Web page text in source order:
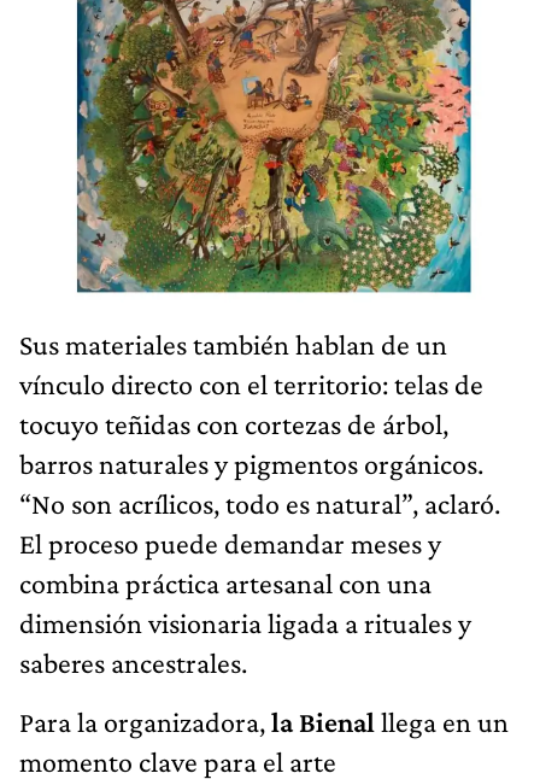
Sus materiales también hablan de un
vínculo directo con el territorio: telas de
tocuyo teñidas con cortezas de árbol,
barros naturales y pigmentos orgánicos.
“No son acrílicos, todo es natural”, aclaró.
El proceso puede demandar meses y
combina práctica artesanal con una
dimensión visionaria ligada a rituales y
saberes ancestrales.
Para la organizadora,la Bienal llega en un
momento clave para el arte